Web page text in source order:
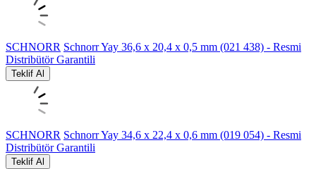
SCHNORR Schnorr Yay 36,6 x 20,4 x 0,5 mm (021 438) - Resmi
Distribütör Garantili
Teklif Al
SCHNORR Schnorr Yay 34,6 x 22,4 x 0,6 mm (019 054) - Resmi
Distribütör Garantili
Teklif Al